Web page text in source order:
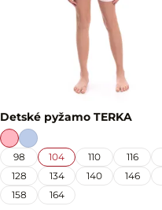
Detské pyžamo TERKA
98 104 110 116
128
134 140 146
158
164